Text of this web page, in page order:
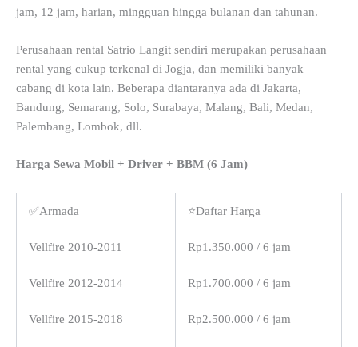
jam, 12 jam, harian, mingguan hingga bulanan dan tahunan.
Perusahaan rental Satrio Langit sendiri merupakan perusahaan
rental yang cukup terkenal di Jogja, dan memiliki banyak
cabang di kota lain. Beberapa diantaranya ada di Jakarta,
Bandung, Semarang, Solo, Surabaya, Malang, Bali, Medan,
Palembang, Lombok, dll.
Harga Sewa Mobil + Driver + BBM (6 Jam)
✅Armada ⭐Daftar Harga
Vellfire 2010-2011 Rp1.350.000 / 6 jam
Vellfire 2012-2014 Rp1.700.000 / 6 jam
Vellfire 2015-2018 Rp2.500.000 / 6 jam